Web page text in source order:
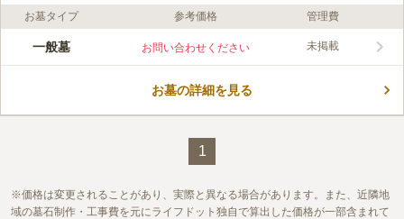
ライフドット編集部のコメント
洞雲寺は、都心の池袋エリアにありながら、閑静な佇まいが魅力
を静かに向かえてくれます。 墓地の清掃も含めて、洞雲寺が全
この霊園はまだ誰からも評価されていません。
お墓タイプ 参考価格 管理費
一般墓 お問い合わせください 未掲載
お墓の詳細を見る
1
価格は変更されることがあり、実際と異なる場合があります。また、近隣地
域の墓石制作・工事費を元にライフドット独自で算出した価格が一部含まれて